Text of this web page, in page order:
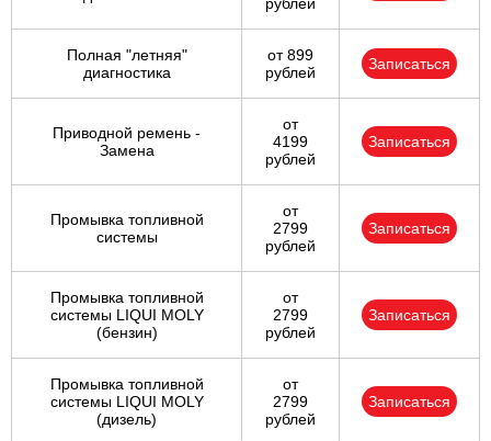
рублей
Полная "летняя"
диагностика
от 899
рублей
Записаться
Приводной ремень -
Замена
от
4199
рублей
Записаться
Промывка топливной
системы
от
2799
рублей
Записаться
Промывка топливной
системы LIQUI MOLY
(бензин)
от
2799
рублей
Записаться
Промывка топливной
системы LIQUI MOLY
(дизель)
от
2799
рублей
Записаться